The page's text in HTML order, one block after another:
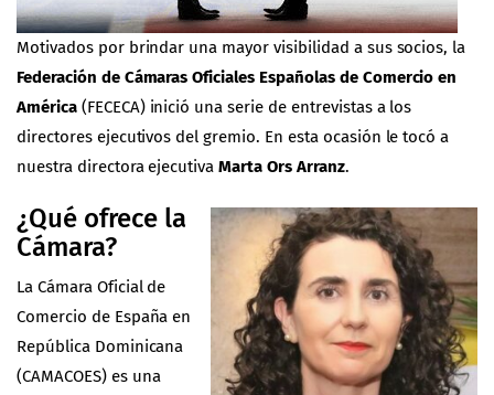
Motivados por brindar una mayor visibilidad a sus socios, la
Federación de Cámaras Oficiales Españolas de Comercio en
América(FECECA) inició una serie de entrevistas a los
directores ejecutivos del gremio. En esta ocasión le tocó a
nuestra directora ejecutivaMarta Ors Arranz.
¿Qué ofrece la
Cámara?
La Cámara Oficial de
Comercio de España en
República Dominicana
(CAMACOES) es una